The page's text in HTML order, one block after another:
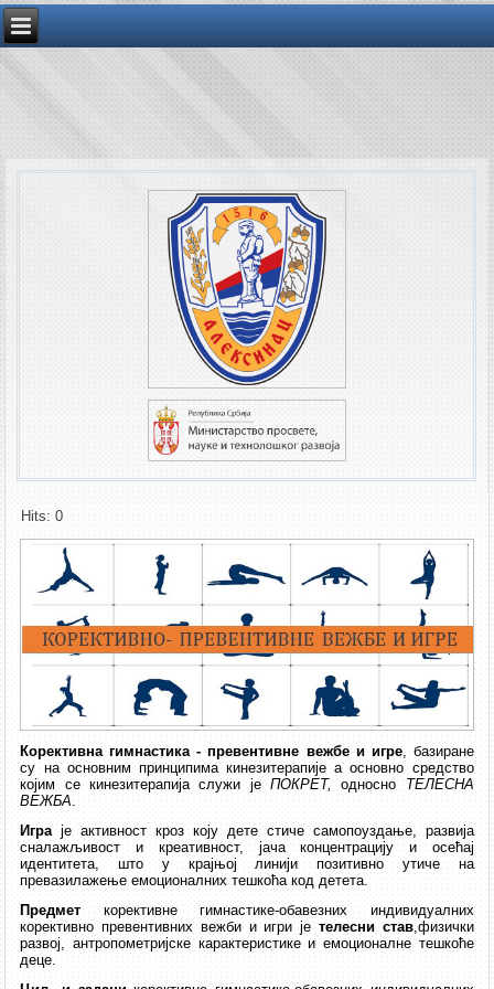
Hits: 0
Корективна гимнастика - превентивне вежбе и игре, базиране
су на основним принципима кинезитерапије а основно средство
којим се кинезитерапија служи је ПОКРЕТ,односно ТЕЛЕСНА
ВЕЖБА.
Играје активност кроз коју дете стиче самопоуздање, развија
сналажљивост и креативност, јача концентрацију и осећај
идентитета, што у крајњој линији позитивно утиче на
превазилажење емоционалних тешкоћа код детета.
Предмет корективне гимнастике-обавезних индивидуалних
корективно превентивних вежби и игри је телесни став,физички
развој, антропометријске карактеристике и емоционалне тешкоће
деце.